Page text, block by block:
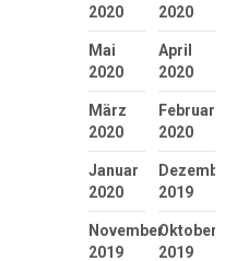
2020
2020
Mai
2020
April
2020
März
2020
Februar
2020
Januar
2020
2019
November
2019
Oktober
2019